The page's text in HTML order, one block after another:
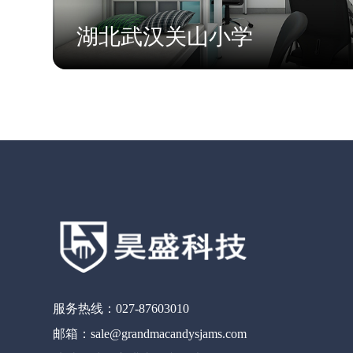
湖北武汉关山小学
服务热线：027-87603010
邮箱：sale@grandmacandysjams.com